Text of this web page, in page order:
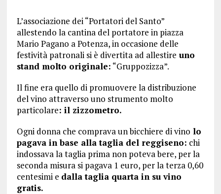
L’associazione dei “Portatori del Santo”
allestendo la cantina del portatore in piazza
Mario Pagano a Potenza, in occasione delle
festività patronali si è divertita ad allestire uno
stand molto originale: “Gruppozizza”.
Il fine era quello di promuovere la distribuzione
del vino attraverso uno strumento molto
particolare: il zizzometro.
Ogni donna che comprava un bicchiere di vino lo
pagava in base alla taglia del reggiseno: chi
indossava la taglia prima non poteva bere, per la
seconda misura si pagava 1 euro, per la terza 0,60
centesimi e dalla taglia quarta in su vino
gratis.